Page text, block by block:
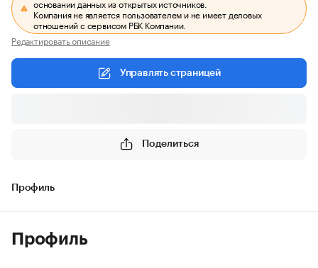
основании данных из открытых источников.
Компания не является пользователем и не имеет деловых
отношений с сервисом РБК Компании.
Редактировать описание
Управлять страницей
Поделиться
Профиль
Профиль